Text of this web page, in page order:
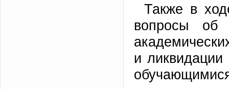
Также в
вопросы об
и ликвидации